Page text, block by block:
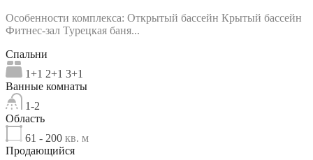
Особенности комплекса: Открытый бассейн Крытый бассейн
Фитнес-зал Турецкая баня...
Спальни
1+1 2+1 3+1
Ванные комнаты
1-2
Область
61 - 200 кв. м
Продающийся